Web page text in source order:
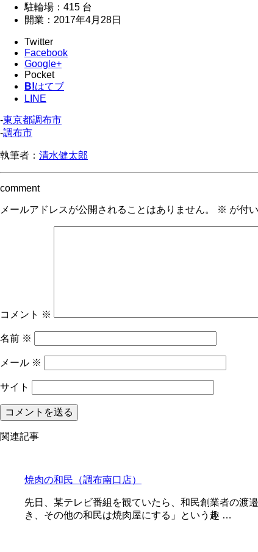
駐輪場：415 台
開業：2017年4月28日
Twitter
Facebook
Google+
Pocket
B!はてブ
LINE
-東京都調布市
-調布市
執筆者： 清水健太郎
comment
メールアドレスが公開されることはありません。 ※ が付
コメント ※
名前 ※
メール ※
サイト
関連記事
焼肉の和民（調布南口店）
先日、某テレビ番組を観ていたら、和民創業者の渡
き、その他の和民は焼肉屋にする」という趣 …